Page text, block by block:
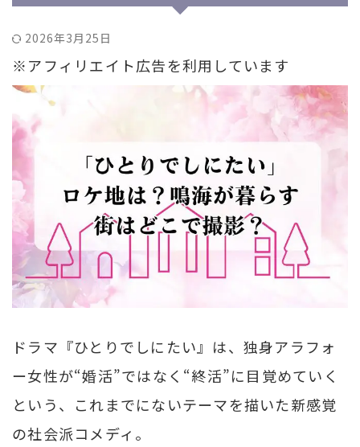
2026年3月25日
※アフィリエイト広告を利用しています
ドラマ『ひとりでしにたい』は、独身アラフォ
ー女性が“婚活”ではなく“終活”に目覚めていく
という、これまでにないテーマを描いた新感覚
の社会派コメディ。